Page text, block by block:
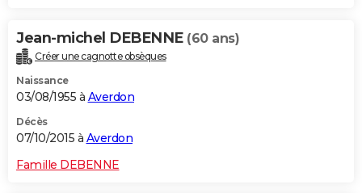
Jean-michel DEBENNE (60 ans)
Créer une cagnotte obsèques
Naissance
03/08/1955 à Averdon
Décès
07/10/2015 à Averdon
Famille DEBENNE